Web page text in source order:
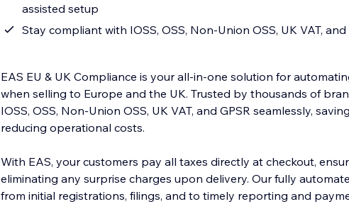
assisted setup
Stay compliant with IOSS, OSS, Non-Union OSS, UK VAT,
EAS EU & UK Compliance is your all-in-one solution for
when selling to Europe and the UK. Trusted by thousands of
IOSS, OSS, Non-Union OSS, UK VAT, and GPSR seamlessly,
reducing operational costs.
With EAS, your customers pay all taxes directly at checkout,
eliminating any surprise charges upon delivery. Our fully
from initial registrations, filings, and to timely reporting and